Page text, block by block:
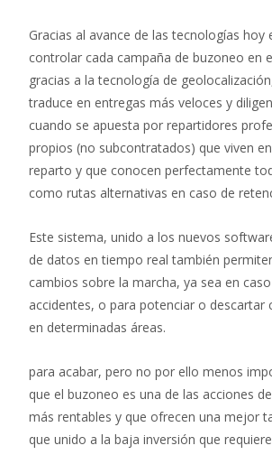
Gracias al avance de las tecnologías hoy
controlar cada campaña de buzoneo en
gracias a la tecnología de
traduce en entregas más veloces y
cuando se apuesta por repartidores
propios (no subcontratados) que viven
reparto y que conocen perfectamente
como rutas alternativas en caso de
Este sistema, unido a los nuevos
de datos en tiempo real también
cambios sobre la marcha, ya sea en
accidentes, o para potenciar o descartar
en determinadas áreas.
para acabar, pero no por ello menos
que el buzoneo es una de las acciones
más rentables y que ofrecen una mejor
que unido a la baja inversión que